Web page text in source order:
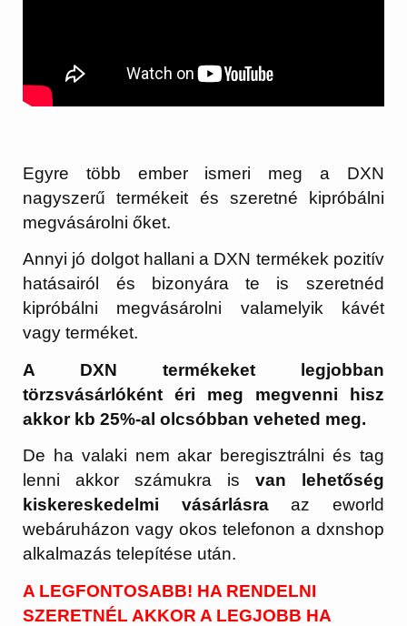
Egyre több ember ismeri meg a DXN
nagyszerű termékeit és szeretné kipróbálni
megvásárolni őket.
Annyi jó dolgot hallani a DXN termékek pozitív
hatásairól és bizonyára te is szeretnéd
kipróbálni megvásárolni valamelyik kávét
vagy terméket.
A DXN termékeket legjobban
törzsvásárlóként éri meg megvenni hisz
akkor kb 25%-al olcsóbban veheted meg.
De ha valaki nem akar beregisztrálni és tag
lenni akkor számukra is van lehetőség
kiskereskedelmi vásárlásraaz eworld
webáruházon vagy okos telefonon a dxnshop
alkalmazás telepítése után.
A LEGFONTOSABB! HA RENDELNI
SZERETNÉL AKKOR A LEGJOBB HA